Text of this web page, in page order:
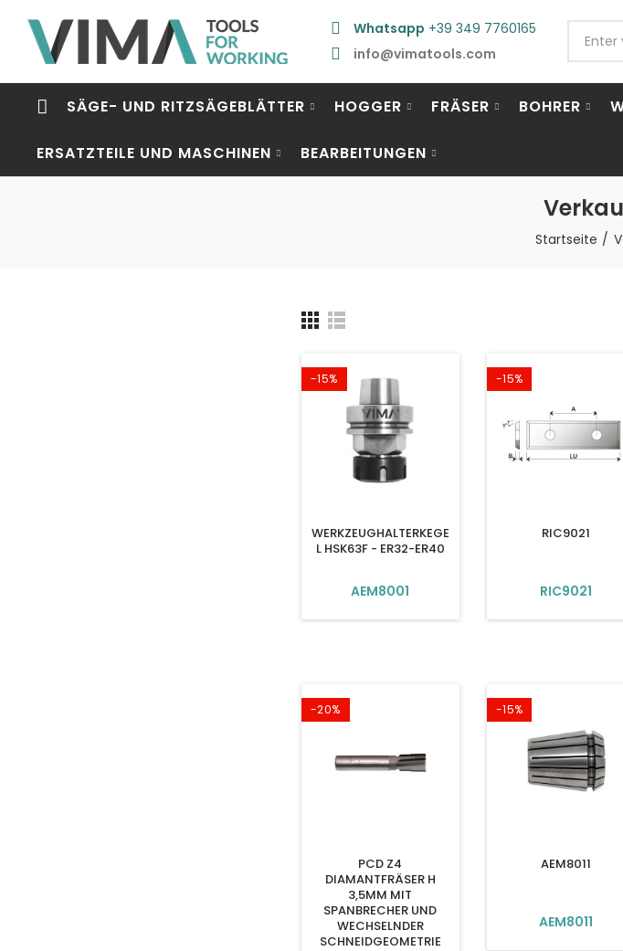
Whatsapp +39 349 7760165
info@vimatools.com
SÄGE- UND RITZSÄGEBLÄTTER HOGGER FRÄSER BOHRER
ERSATZTEILE UND MASCHINEN BEARBEITUNGEN
Startseite
-15%
WERKZEUGHALTERKEGE
L HSK63F - ER32-ER40
AEM8001
-15%
RIC9021
RIC9021
-20%
PCD Z4
DIAMANTFRÄSER H
3,5MM MIT
SPANBRECHER UND
WECHSELNDER
SCHNEIDGEOMETRIE
-15%
AEM8011
AEM8011